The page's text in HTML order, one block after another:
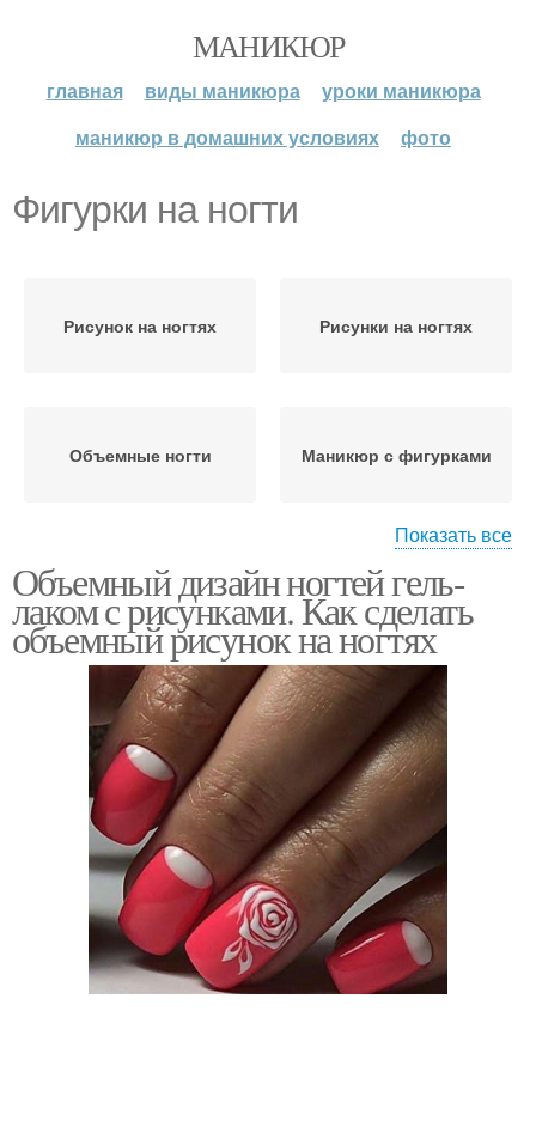
МАНИКЮР
главная виды маникюра
уроки маникюра
маникюр в домашних условиях
фото
Фигурки на ногти
Рисунок на ногтях Рисунки на ногтях
Объемные ногти Маникюр с фигурками
3d-украшения на ногтях
Подвески-пирсинг на
ногтях
Фигурки с ногтей Лепка на ногтях
Показать все
Объемный дизайн ногтей гель-
лаком с рисунками. Как сделать
объемный рисунок на ногтях